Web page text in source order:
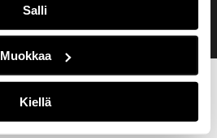
Salli
Muokkaa
Kiellä